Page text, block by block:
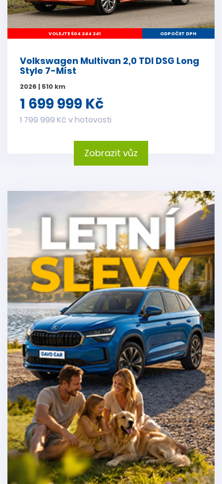
VOLEJTE 604 244 241 ODPOČET DPH
Volkswagen Multivan 2,0 TDI DSG Long
Style 7-Míst
2026 | 510 km
1 699 999 Kč
1 799 999 Kč v hotovosti
Zobrazit vůz